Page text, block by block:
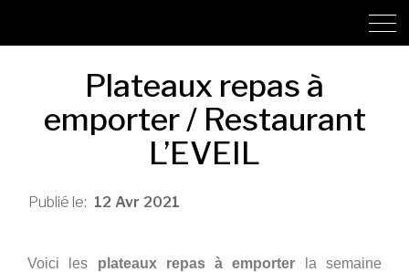
Plateaux repas à
emporter / Restaurant
L’EVEIL
Avr
12 2021
Voici les plateaux repas à emporter la semaine